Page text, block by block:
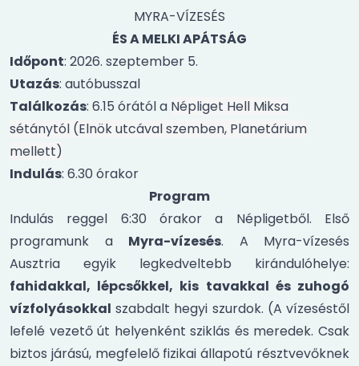
MYRA-VÍZESÉS
ÉS A MELKI APÁTSÁG
Időpont: 2026. szeptember 5.
Utazás: autóbusszal
Találkozás: 6.15 órától a Népliget Hell Miksa
sétánytól (Elnök utcával szemben, Planetárium
mellett)
Indulás: 6.30 órakor
Program
Indulás reggel 6:30 órakor a Népligetből. Első
programunk a Myra-vízesés. A Myra-vízesés
Ausztria egyik legkedveltebb kirándulóhelye:
fahidakkal, lépcsőkkel, kis tavakkal és zuhogó
vízfolyásokkal szabdalt hegyi szurdok. (A vízeséstől
lefelé vezető út helyenként sziklás és meredek. Csak
biztos járású, megfelelő fizikai állapotú résztvevőknek